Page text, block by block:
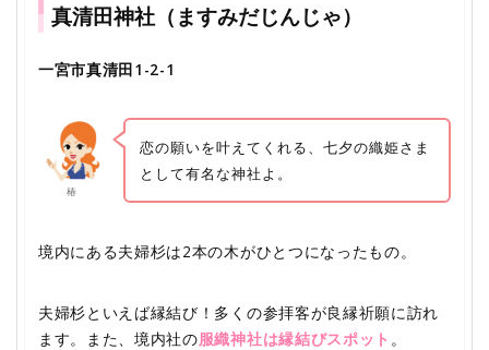
真清田神社（ますみだじんじゃ）
一宮市真清田1-2-1
椿
恋の願いを叶えてくれる、七夕の織姫さま
として有名な神社よ。
境内にある夫婦杉は2本の木がひとつになったもの。
夫婦杉といえば縁結び！多くの参拝客が良縁祈願に訪れ
ます。また、境内社の服織神社は縁結びスポット 。